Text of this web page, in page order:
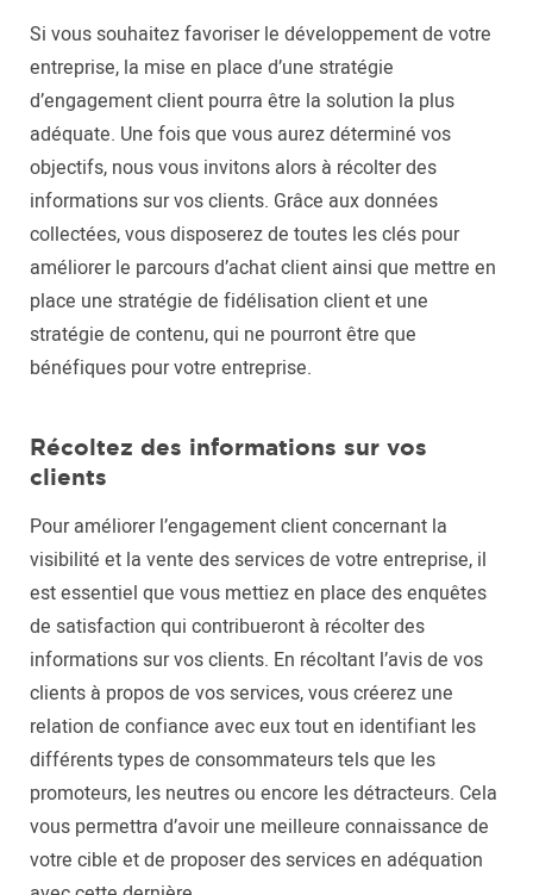
Si vous souhaitez favoriser le développement de votre
entreprise, la mise en place d’une stratégie
d’engagement client pourra être la solution la plus
adéquate. Une fois que vous aurez déterminé vos
objectifs, nous vous invitons alors à récolter des
informations sur vos clients. Grâce aux données
collectées, vous disposerez de toutes les clés pour
améliorer le parcours d’achat client ainsi que mettre en
place une stratégie de fidélisation client et une
stratégie de contenu, qui ne pourront être que
bénéfiques pour votre entreprise.
Récoltez des informations sur vos
clients
Pour améliorer l’engagement client concernant la
visibilité et la vente des services de votre entreprise, il
est essentiel que vous mettiez en place des enquêtes
de satisfaction qui contribueront à récolter des
informations sur vos clients. En récoltant l’avis de vos
clients à propos de vos services, vous créerez une
relation de confiance avec eux tout en identifiant les
différents types de consommateurs tels que les
promoteurs, les neutres ou encore les détracteurs. Cela
vous permettra d’avoir une meilleure connaissance de
votre cible et de proposer des services en adéquation